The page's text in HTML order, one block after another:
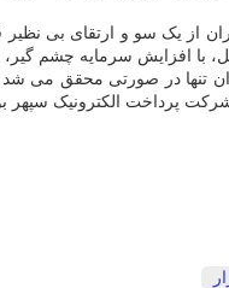
از یک سو و ارتقای بی
با افزایش سرمایه چشم
تنها در صورتی محقق می شد
پرداخت الکترونیک سپهر